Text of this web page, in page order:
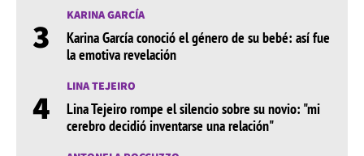
3 KARINA GARCÍA
Karina García conoció el género de su bebé: así fue
la emotiva revelación
4 LINA TEJEIRO
Lina Tejeiro rompe el silencio sobre su novio: "mi
cerebro decidió inventarse una relación"